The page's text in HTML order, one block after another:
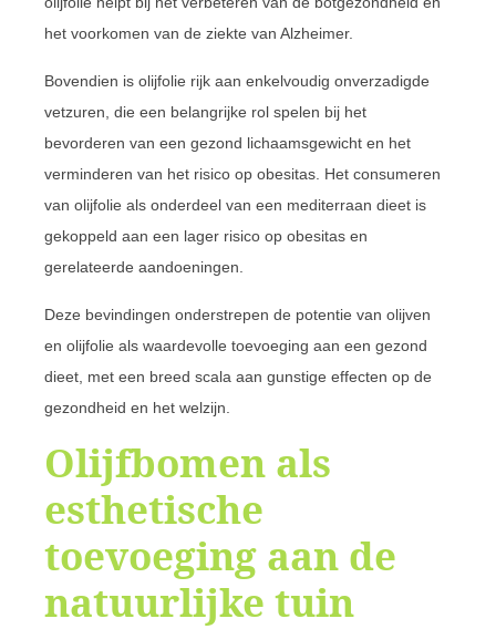
het voorkomen van de ziekte van Alzheimer.
Bovendien is olijfolie rijk aan enkelvoudig onverzadigde
vetzuren, die een belangrijke rol spelen bij het
bevorderen van een gezond lichaamsgewicht en het
verminderen van het risico op obesitas. Het consumeren
van olijfolie als onderdeel van een mediterraan dieet is
gekoppeld aan een lager risico op obesitas en
gerelateerde aandoeningen.
Deze bevindingen onderstrepen de potentie van olijven
en olijfolie als waardevolle toevoeging aan een gezond
dieet, met een breed scala aan gunstige effecten op de
gezondheid en het welzijn.
Olijfbomen als
esthetische
toevoeging aan de
natuurlijke tuin